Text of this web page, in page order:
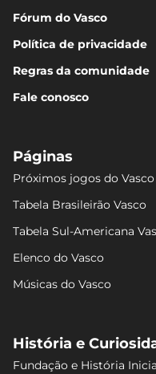
Fórum do Vasco
Política de privacidade
Regras da comunidade
Fale conosco
Páginas
Próximos jogos do Vasco
Tabela Brasileirão Vasco
Tabela Sul-Americana
Elenco do Vasco
Músicas do Vasco
História e
Fundação e História